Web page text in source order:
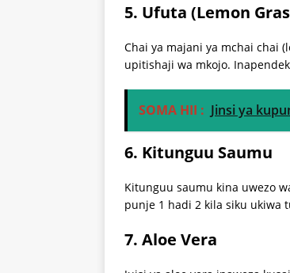
5. Ufuta (Lemon
Chai ya majani ya mchai chai
upitishaji wa mkojo.
SOMA HII : Jinsi ya
6. Kitunguu Saumu
Kitunguu saumu kina uwezo
punje 1 hadi 2 kila siku ukiwa
7. Aloe Vera